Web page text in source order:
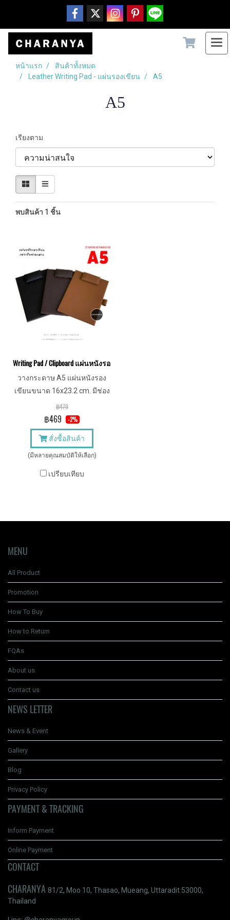
หน้าแรก
สินค้าทั้งหมด
Leather Writing Pad - แผ่นรองเขียน
A5
A5
เรียงตาม
พบสินค้า 1 ชิ้น
Writing Pad / Clipboard แผ่นหนังรองเขียน รองเซ็นต์เอกสาร คลิปบอร์ด
วางกระดาษ A5 แผ่นหนังรอง
เขียนขนาด 16x23.2 cm. มีช่อง
เสียบปากกาด้านข้าง ให้ผู้
บริหารหรือลูกค้าของบริษัทเซ็น
ต์เอกสารอย่างดูดีมีระดับ
฿479
฿469 -2%
สั่งซื้อสินค้า
(มีหลายคุณสมบัติให้เลือก)
เปรียบเทียบ
MENU
All Product
Promotion
How To Buy
How to Return
FQAs
About us
Contact us
NEWS LETTER
News & Event
Gallery
Blog
Privacy Policy
PAYMENT & TRACKING
Inform Payment
Online Payment
CONTACT
CHARANYA 81/2, Moo 10, Thasao, Mueang, Uttaradit 53000,
Thailand